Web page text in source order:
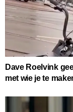
Dave Roelvink
met wie je te